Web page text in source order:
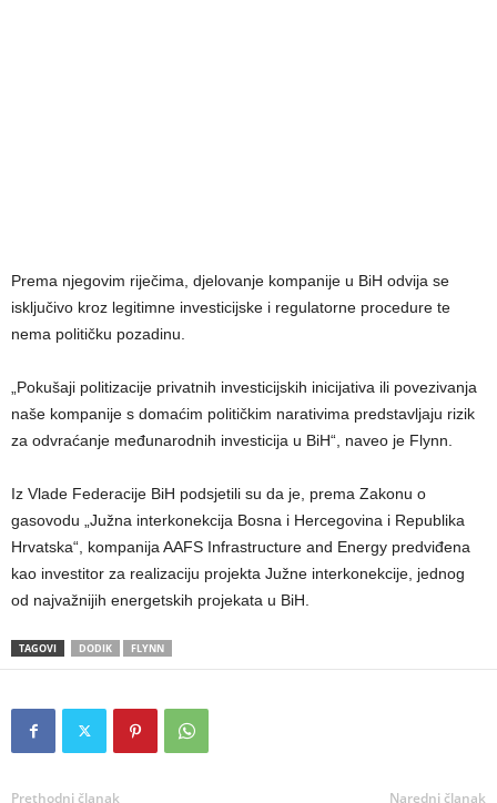
Prema njegovim riječima, djelovanje kompanije u BiH odvija se
isključivo kroz legitimne investicijske i regulatorne procedure te
nema političku pozadinu.
„Pokušaji politizacije privatnih investicijskih inicijativa ili povezivanja
naše kompanije s domaćim političkim narativima predstavljaju rizik
za odvraćanje međunarodnih investicija u BiH“, naveo je Flynn.
Iz Vlade Federacije BiH podsjetili su da je, prema Zakonu o
gasovodu „Južna interkonekcija Bosna i Hercegovina i Republika
Hrvatska“, kompanija AAFS Infrastructure and Energy predviđena
kao investitor za realizaciju projekta Južne interkonekcije, jednog
od najvažnijih energetskih projekata u BiH.
TAGOVI DODIK FLYNN
Prethodni članak Naredni članak